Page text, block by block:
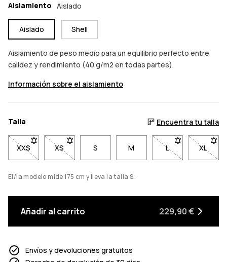
Aislamiento Aislado
Aislado Shell
Aislamiento de peso medio para un equilibrio perfecto entre
calidez y rendimiento (40 g/m2 en todas partes).
Información sobre el aislamiento
Talla Encuentra tu talla
XXS- Talla XXS no disponible. Haz clic para ser notificado
XS- Talla XS no disponible. Haz clic para ser
S M L- Talla L no
XL- Talla
El/la modelo mide 175 cm y lleva la talla S.
Añadir al carrito 229,90 €
Envíos y devoluciones gratuitos